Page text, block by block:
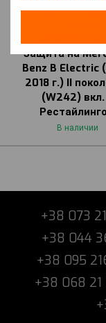
Защита на
Benz B Electric
2018 г.) II
(W242) вкл.
В наличии
+38 073
+38 044
+38 095
+38 068